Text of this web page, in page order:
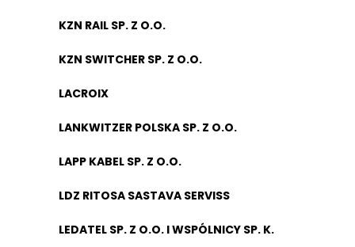
KZN RAIL SP. Z O.O.
KZN SWITCHER SP. Z O.O.
LACROIX
LANKWITZER POLSKA SP. Z O.O.
LAPP KABEL SP. Z O.O.
LDZ RITOSA SASTAVA SERVISS
LEDATEL SP. Z O.O. I WSPÓLNICY SP. K.